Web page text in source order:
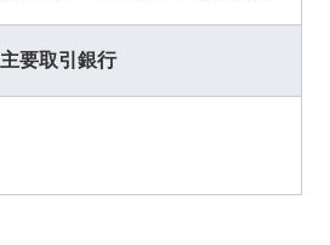
主要取引銀行